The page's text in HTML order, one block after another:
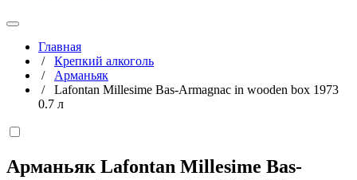
Главная
/ Крепкий алкоголь
/ Арманьяк
/ Lafontan Millesime Bas-Armagnac in wooden box 1973
0.7 л
Арманьяк Lafontan Millesime Bas-